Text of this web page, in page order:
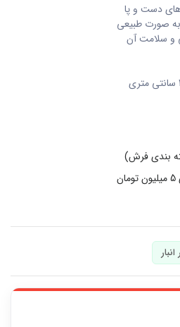
دست و پا
صورت طبیعی
و سلامت آن
بندی فرش)